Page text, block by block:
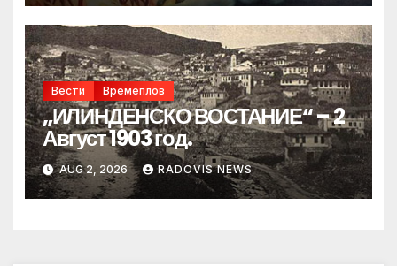
Вести Времеплов
„ИЛИНДЕНСКО ВОСТАНИЕ“ – 2
Август 1903 год.
AUG 2, 2026 RADOVIS NEWS